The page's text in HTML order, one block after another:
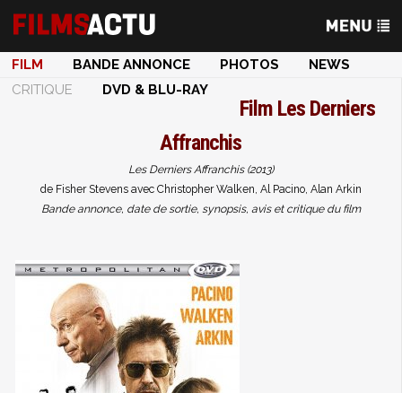
FILM BANDE ANNONCE PHOTOS
NEWS
CRITIQUE
DVD & BLU-RAY
Film Les Derniers
Affranchis
Les Derniers Affranchis (2013)
de Fisher Stevens avec Christopher Walken, Al Pacino, Alan Arkin
Bande annonce, date de sortie, synopsis, avis et critique du film